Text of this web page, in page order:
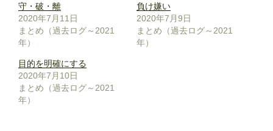
守・破・離
2020年7月11日
まとめ（過去ログ～2021
年）
負け嫌い
2020年7月9日
まとめ（過去ログ～2021
年）
目的を明確にする
2020年7月10日
まとめ（過去ログ～2021
年）